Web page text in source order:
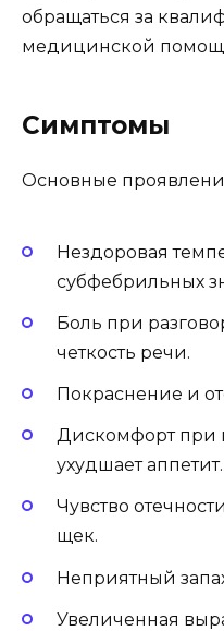
обращаться за
медицинской
Симптомы
Основные
Нездоровая
субфебрильных
Боль при
четкость речи.
Покраснение и
Дискомфорт при
ухудшает аппетит.
Чувство
щек.
Неприятный
Увеличенная